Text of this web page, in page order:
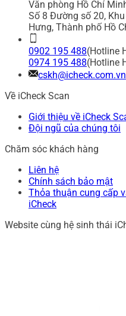
Văn phòng Hồ Chí
Số 8 Đường số 20,
Hưng, Thành phố Hồ
0902 195 488(Hotline
0974 195 488(Hotline
cskh@icheck.com.vn
Về iCheck Scan
Giới thiệu về iCheck
Đội ngũ của chúng tôi
Chăm sóc khách hàng
Liên hệ
Chính sách bảo mật
Thỏa thuận cung cấp
iCheck
Website cùng hệ sinh thái